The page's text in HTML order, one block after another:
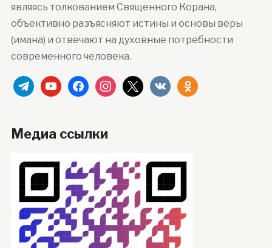
являясь толкованием Священного Корана,
объективно разъясняют истины и основы веры
(имана) и отвечают на духовные потребности
современного человека.
telegramyoutubefacebookinstagram
x vkontakteodnoklassniki
Медиа ссылки